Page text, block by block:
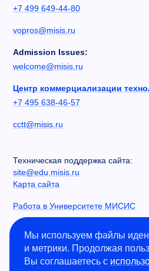
+7 499 649-44-80
vopros@misis.ru
Admission Issues:
welcome@misis.ru
Центр коммерциализации
+7 495 638-46-57
cctt@misis.ru
Техническая поддержка сайта:
site@edu.misis.ru
Карта сайта
Работа в Университете МИСИС
Сведения об образовательной
Информация о закупках
Противодействие коррупции
Мы используем файлы
и метрики. Продолжая
Вы соглашаетесь с